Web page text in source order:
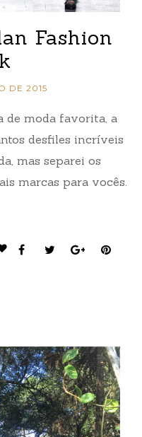
Fashion
DE 2015
de moda favorita, a
desfiles incríveis
mas separei os
marcas para vocês.